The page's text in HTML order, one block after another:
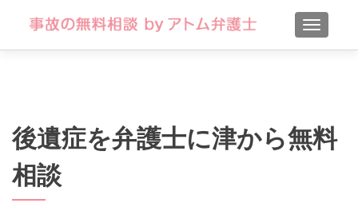
後遺症を弁護士に津から無料
相談